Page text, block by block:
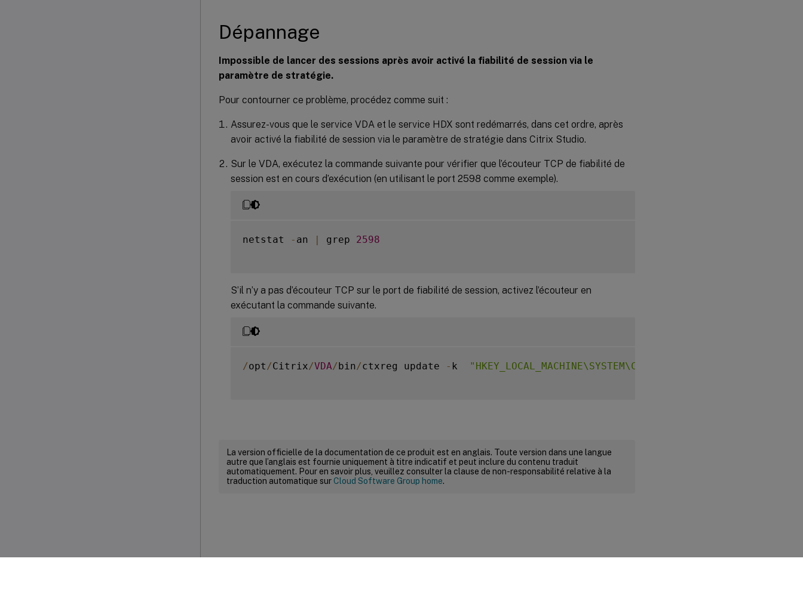
Dépannage
Impossible de lancer des sessions après avoir activé la fiabilité de session via le
paramètre de stratégie.
Pour contourner ce problème, procédez comme suit :
Assurez-vous que le service VDA et le service HDX sont redémarrés, dans cet ordre, après
avoir activé la fiabilité de session via le paramètre de stratégie dans Citrix Studio.
Sur le VDA, exécutez la commande suivante pour vérifier que l’écouteur TCP de fiabilité de
session est en cours d’exécution (en utilisant le port 2598 comme exemple).
netstat - an | grep 2598
S’il n’y a pas d’écouteur TCP sur le port de fiabilité de session, activez l’écouteur en
exécutant la commande suivante.
/opt /Citrix/VDA/bin/ctxreg update - k
La version officielle de la documentation de ce produit est en anglais. Toute version dans une langue
autre que l’anglais est fournie uniquement à titre indicatif et peut inclure du contenu traduit
automatiquement. Pour en savoir plus, veuillez consulter la clause de non-responsabilité relative à la
traduction automatique surCloud Software Group home.